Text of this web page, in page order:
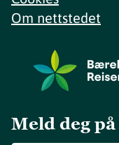
Om nettstedet
Meld deg